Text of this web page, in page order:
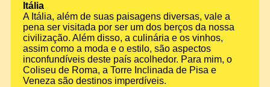
Itália
A Itália, além de suas paisagens diversas, vale a
pena ser visitada por ser um dos berços da nossa
civilização. Além disso, a culinária e os vinhos,
assim como a moda e o estilo, são aspectos
inconfundíveis deste país acolhedor. Para mim, o
Coliseu de Roma, a Torre Inclinada de Pisa e
Veneza são destinos imperdíveis.